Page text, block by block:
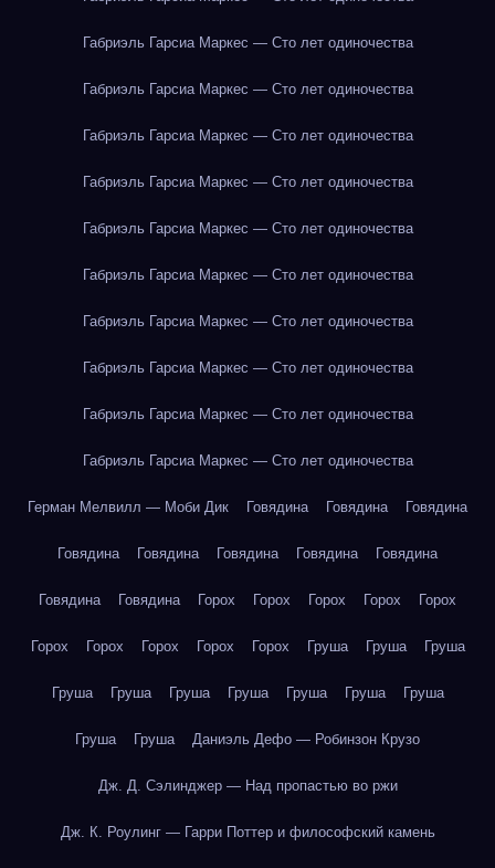
Габриэль Гарсиа Маркес — Сто лет одиночества
Габриэль Гарсиа Маркес — Сто лет одиночества
Габриэль Гарсиа Маркес — Сто лет одиночества
Габриэль Гарсиа Маркес — Сто лет одиночества
Габриэль Гарсиа Маркес — Сто лет одиночества
Габриэль Гарсиа Маркес — Сто лет одиночества
Габриэль Гарсиа Маркес — Сто лет одиночества
Габриэль Гарсиа Маркес — Сто лет одиночества
Габриэль Гарсиа Маркес — Сто лет одиночества
Габриэль Гарсиа Маркес — Сто лет одиночества
Герман Мелвилл — Моби Дик Говядина Говядина Говядина
Говядина Говядина Говядина Говядина Говядина
Говядина Говядина Горох Горох Горох Горох Горох
Горох Горох Горох Горох Горох Груша Груша Груша
Груша Груша Груша Груша Груша Груша Груша
Груша Груша Даниэль Дефо — Робинзон Крузо
Дж. Д. Сэлинджер — Над пропастью во ржи
Дж. К. Роулинг — Гарри Поттер и философский камень